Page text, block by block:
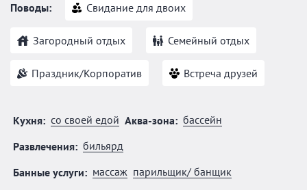
Поводы: Свидание для двоих
Загородный отдых Семейный отдых
Праздник/Корпоратив Встреча друзей
Кухня: со своей едой Аква-зона: бассейн
Развлечения: бильярд
Банные услуги: массаж парильщик/ банщик